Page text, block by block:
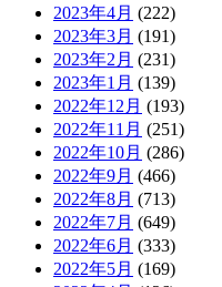
2023年4月 (222)
2023年3月 (191)
2023年2月 (231)
2023年1月 (139)
2022年12月 (193)
2022年11月 (251)
2022年10月 (286)
2022年9月 (466)
2022年8月 (713)
2022年7月 (649)
2022年6月 (333)
2022年5月 (169)